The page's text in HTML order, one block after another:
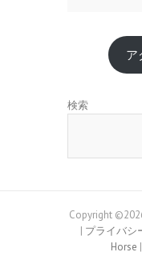
ア
検索
Copyright
| プライバシ
Horse